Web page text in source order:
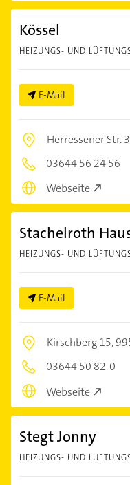
Kössel
HEIZUNGS- UND
E-Mail
Herressener Str.
03644 56 24 56
Webseite
Stachelroth
HEIZUNGS- UND
E-Mail
Kirschberg 15,
03644 50 82-0
Webseite
Stegt Jonny
HEIZUNGS- UND